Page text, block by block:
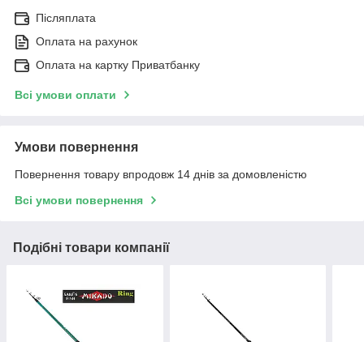
Післяплата
Оплата на рахунок
Оплата на картку Приватбанку
Всі умови оплати
Умови повернення
Повернення товару впродовж 14 днів за домовленістю
Всі умови повернення
Подібні товари компанії